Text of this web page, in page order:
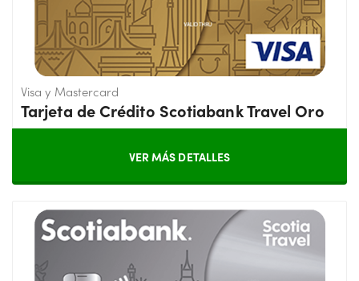
Visa y Mastercard
Tarjeta de Crédito Scotiabank Travel Oro
VER MÁS DETALLES